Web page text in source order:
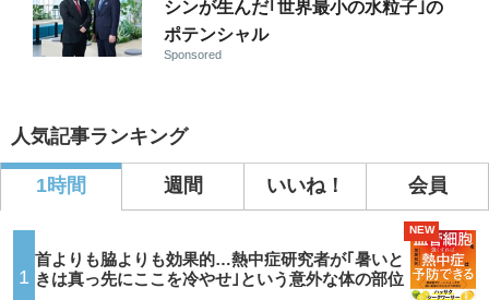
シンが生んだ｢世界最小の水粒子｣の
ポテンシャル
Sponsored
人気記事ランキング
1時間 週間 いいね！ 会員
1
首よりも脇よりも効果的…熱中症研究者が｢暑いと
きは真っ先にここを冷やせ｣という意外な体の部位
NEW